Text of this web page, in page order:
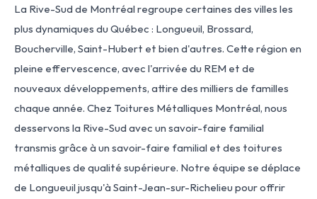
La Rive-Sud de Montréal regroupe certaines des villes les
plus dynamiques du Québec : Longueuil, Brossard,
Boucherville, Saint-Hubert et bien d'autres. Cette région en
pleine effervescence, avec l'arrivée du REM et de
nouveaux développements, attire des milliers de familles
chaque année. Chez Toitures Métalliques Montréal, nous
desservons la Rive-Sud avec un savoir-faire familial
transmis grâce à un savoir-faire familial et des toitures
métalliques de qualité supérieure. Notre équipe se déplace
de Longueuil jusqu'à Saint-Jean-sur-Richelieu pour offrir